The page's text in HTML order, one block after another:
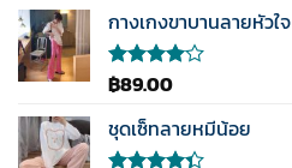
กางเกงขาบานลายหัวใจ
ให้
4.00
ตั้งแต่ 1-
5
฿89.00
ชุดเซ็ทลายหมีน้อย